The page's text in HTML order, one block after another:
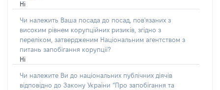
Ні
Чи належить Ваша посада до посад, пов'язаних з
високим рівнем корупційних ризиків, згідно з
переліком, затвердженим Національним агентством з
питань запобігання корупції?
Ні
Чи належите Ви до національних публічних діячів
відповідно до Закону України “Про запобігання та